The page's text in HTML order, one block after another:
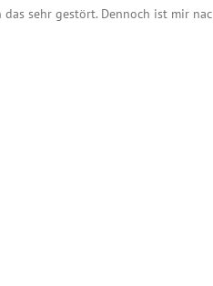
sehr gestört. Dennoch ist mir